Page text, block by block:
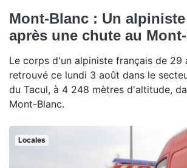
Mont-Blanc : Un
après une chute au
Le corps d'un alpiniste français de 29
retrouvé ce lundi 3 août dans le
du Tacul, à 4 248 mètres d'altitude,
Mont-Blanc.
Locales